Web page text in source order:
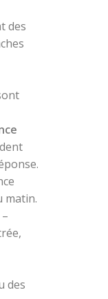
des
matin.
–
des